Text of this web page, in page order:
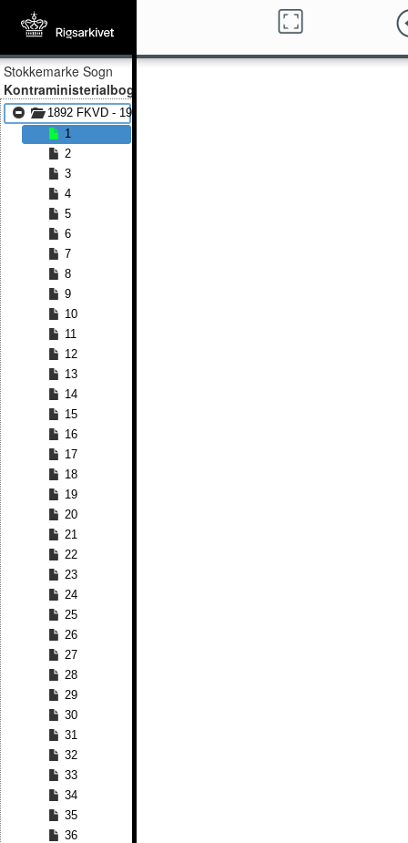
Stokkemarke Sogn
Kontraministerialbog
1892 FKVD - 1900 FKVD
1
2
3
4
5
6
7
8
9
10
11
12
13
14
15
16
17
18
19
20
21
22
23
24
25
26
27
28
29
30
31
32
33
34
35
36